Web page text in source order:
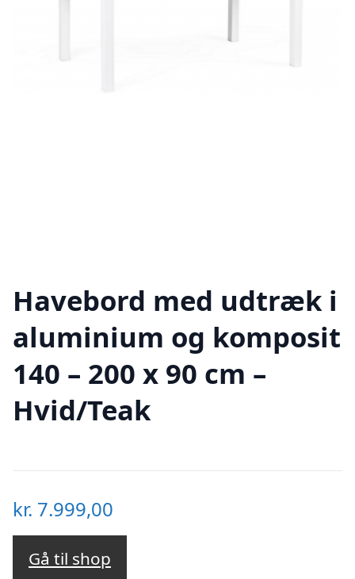
Havebord med udtræk i
aluminium og komposit
140 – 200 x 90 cm –
Hvid/Teak
kr. 7.999,00
Gå til shop